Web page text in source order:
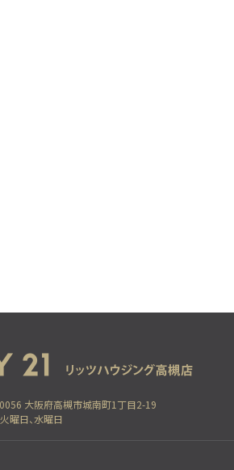
大阪府高槻市城南町1丁目2-19
曜日、水曜日